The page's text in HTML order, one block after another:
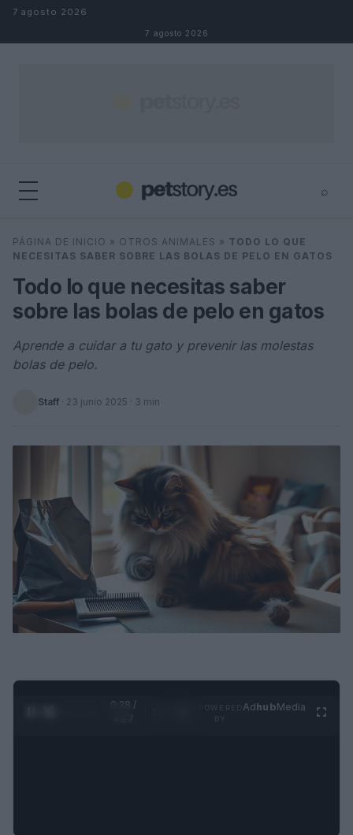
Saltar al contenido
7 agosto 2026
7 agosto 2026
⌕
Buscar ⌕
PÁGINA DE INICIO » OTROS ANIMALES » TODO LO QUE
NECESITAS SABER SOBRE LAS BOLAS DE PELO EN GATOS
Todo lo que necesitas saber
sobre las bolas de pelo en gatos
Aprende a cuidar a tu gato y prevenir las molestas
bolas de pelo.
Staff · 23 junio 2025 · 3 min
0:29 /
AdhubMedia